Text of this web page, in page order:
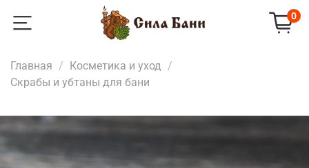
0
Главная
Косметика и уход
Скрабы и убтаны для бани